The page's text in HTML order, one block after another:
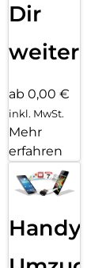
Dir
weiter
ab 0,00 €
inkl. MwSt.
Mehr
erfahren
Handy